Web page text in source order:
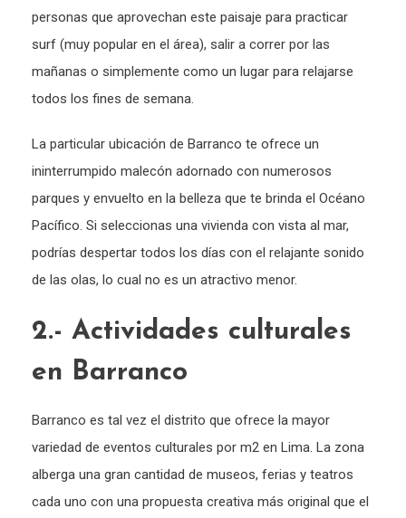
personas que aprovechan este paisaje para practicar
surf (muy popular en el área), salir a correr por las
mañanas o simplemente como un lugar para relajarse
todos los fines de semana.
La particular ubicación de Barranco te ofrece un
ininterrumpido malecón adornado con numerosos
parques y envuelto en la belleza que te brinda el Océano
Pacífico. Si seleccionas una vivienda con vista al mar,
podrías despertar todos los días con el relajante sonido
de las olas, lo cual no es un atractivo menor.
2.- Actividades culturales
en Barranco
Barranco es tal vez el distrito que ofrece la mayor
variedad de eventos culturales por m2 en Lima. La zona
alberga una gran cantidad de museos, ferias y teatros
cada uno con una propuesta creativa más original que el